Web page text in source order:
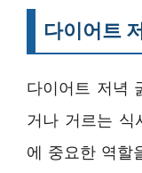
다이어트
다이어트 저녁
거나 거르는 식
에 중요한 역할